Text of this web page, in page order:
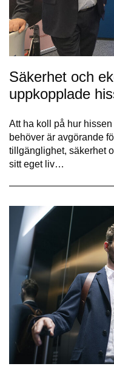
Säkerhet och
uppkopplade
Att ha koll på hur
behöver är avgörande
tillgänglighet, säkerhet
sitt eget liv…